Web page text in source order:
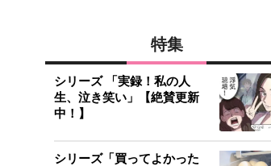
特集
シリーズ 「実録！私の人
生、泣き笑い」【絶賛更新
中！】
シリーズ「買ってよかった